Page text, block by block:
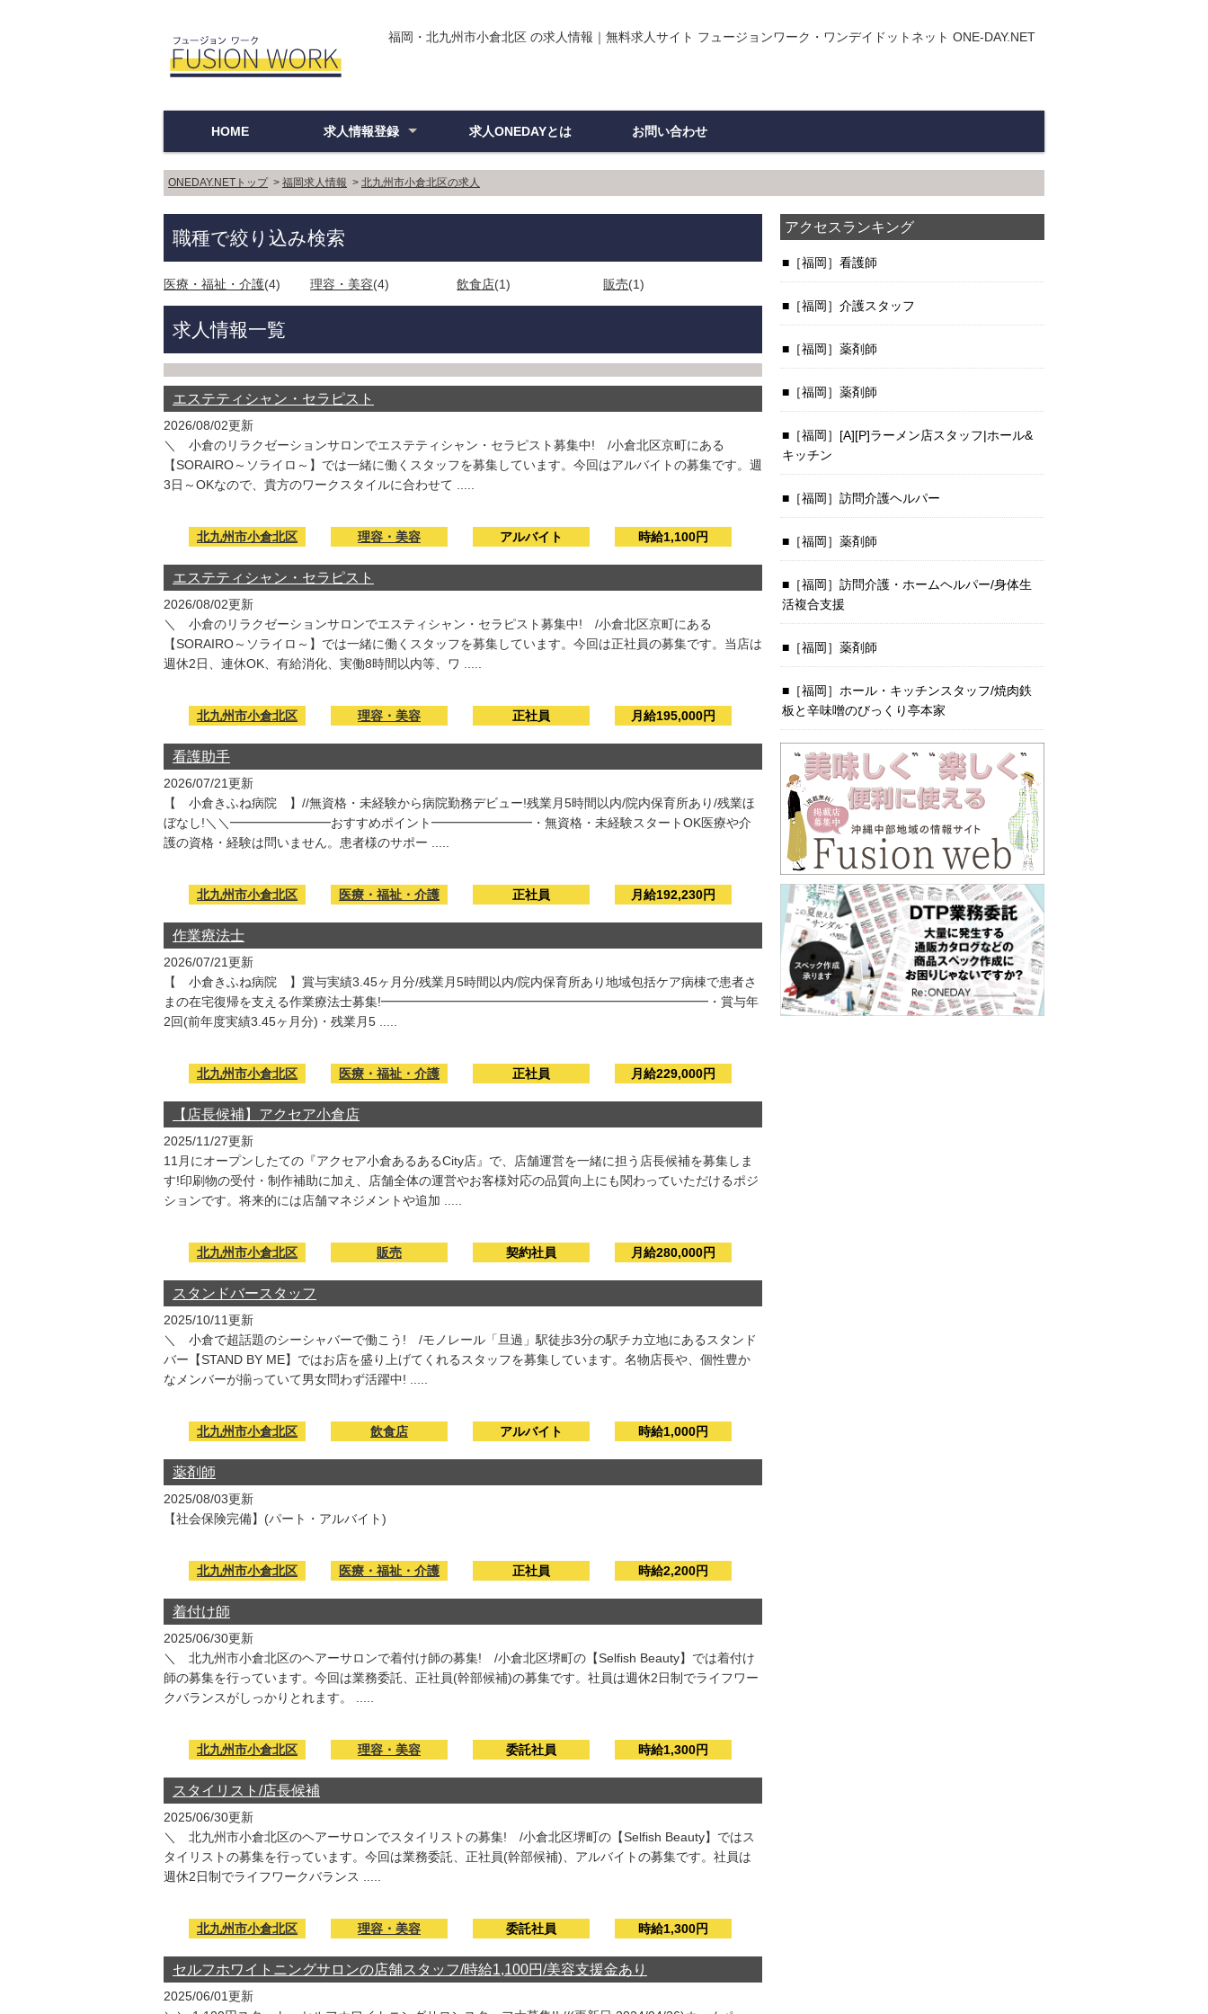
福岡・北九州市小倉北区 の求人情報｜無料求人サイト フュージョンワーク・ワンデイドットネット ONE-DAY.NET
HOME 求人情報登録
登録企業ログイン
新規登録
登録方法
ご利用上の注意
Q＆A
求人ONEDAYとは お問い合わせ
ONEDAY.NETトップ > 福岡求人情報 > 北九州市小倉北区の求人
職種で絞り込み検索
医療・福祉・介護(4) 理容・美容(4) 飲食店(1) 販売(1)
求人情報一覧
エステティシャン・セラピスト
2026/08/02更新
＼ 小倉のリラクゼーションサロンでエステティシャン・セラピスト募集中! /小倉北区京町にある
【SORAIRO～ソライロ～】では一緒に働くスタッフを募集しています。今回はアルバイトの募集です。週
3日～OKなので、貴方のワークスタイルに合わせて .....
北九州市小倉北区 理容・美容 アルバイト 時給1,100円
エステティシャン・セラピスト
2026/08/02更新
＼ 小倉のリラクゼーションサロンでエスティシャン・セラピスト募集中! /小倉北区京町にある
【SORAIRO～ソライロ～】では一緒に働くスタッフを募集しています。今回は正社員の募集です。当店は
週休2日、連休OK、有給消化、実働8時間以内等、ワ .....
北九州市小倉北区 理容・美容 正社員 月給195,000円
看護助手
2026/07/21更新
【 小倉きふね病院 】//無資格・未経験から病院勤務デビュー!残業月5時間以内/院内保育所あり/残業ほ
ぼなし!＼＼━━━━━━━━おすすめポイント━━━━━━━━・無資格・未経験スタートOK医療や介
護の資格・経験は問いません。患者様のサポー .....
北九州市小倉北区 医療・福祉・介護 正社員 月給192,230円
作業療法士
2026/07/21更新
【 小倉きふね病院 】賞与実績3.45ヶ月分/残業月5時間以内/院内保育所あり地域包括ケア病棟で患者さ
まの在宅復帰を支える作業療法士募集!━━━━━━━━━━━━━━━━━━━━━━━━━━・賞与年
2回(前年度実績3.45ヶ月分)・残業月5 .....
北九州市小倉北区 医療・福祉・介護 正社員 月給229,000円
【店長候補】アクセア小倉店
2025/11/27更新
11月にオープンしたての『アクセア小倉あるあるCity店』で、店舗運営を一緒に担う店長候補を募集しま
す!印刷物の受付・制作補助に加え、店舗全体の運営やお客様対応の品質向上にも関わっていただけるポジ
ションです。将来的には店舗マネジメントや追加 .....
北九州市小倉北区 販売 契約社員 月給280,000円
スタンドバースタッフ
2025/10/11更新
＼ 小倉で超話題のシーシャバーで働こう! /モノレール「旦過」駅徒歩3分の駅チカ立地にあるスタンド
バー【STAND BY ME】ではお店を盛り上げてくれるスタッフを募集しています。名物店長や、個性豊か
なメンバーが揃っていて男女問わず活躍中! .....
北九州市小倉北区 飲食店 アルバイト 時給1,000円
薬剤師
2025/08/03更新
【社会保険完備】(パート・アルバイト)
北九州市小倉北区 医療・福祉・介護 正社員 時給2,200円
着付け師
2025/06/30更新
＼ 北九州市小倉北区のヘアーサロンで着付け師の募集! /小倉北区堺町の【Selfish Beauty】では着付け
師の募集を行っています。今回は業務委託、正社員(幹部候補)の募集です。社員は週休2日制でライフワー
クバランスがしっかりとれます。 .....
北九州市小倉北区 理容・美容 委託社員 時給1,300円
スタイリスト/店長候補
2025/06/30更新
＼ 北九州市小倉北区のヘアーサロンでスタイリストの募集! /小倉北区堺町の【Selfish Beauty】ではス
タイリストの募集を行っています。今回は業務委託、正社員(幹部候補)、アルバイトの募集です。社員は
週休2日制でライフワークバランス .....
北九州市小倉北区 理容・美容 委託社員 時給1,300円
セルフホワイトニングサロンの店舗スタッフ/時給1,100円/美容支援金あり
2025/06/01更新
アクセスランキング
［福岡］看護師
［福岡］介護スタッフ
［福岡］薬剤師
［福岡］薬剤師
［福岡］[A][P]ラーメン店スタッフ|ホール&
キッチン
［福岡］訪問介護ヘルパー
［福岡］薬剤師
［福岡］訪問介護・ホームヘルパー/身体生
活複合支援
［福岡］薬剤師
［福岡］ホール・キッチンスタッフ/焼肉鉄
板と辛味噌のびっくり亭本家